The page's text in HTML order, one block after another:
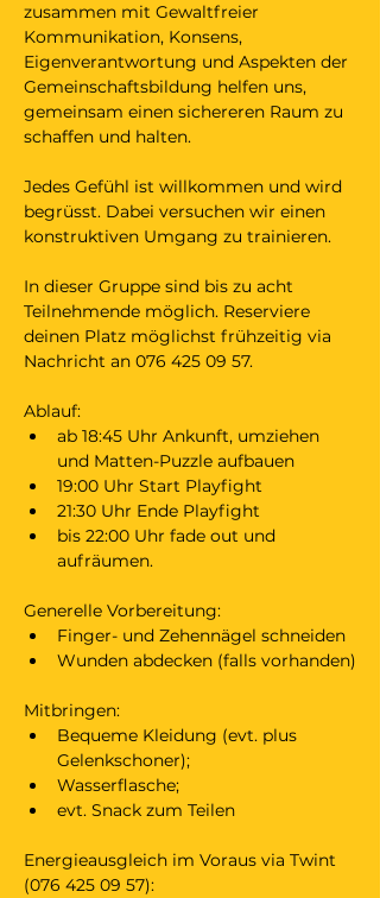
zusammen mit Gewaltfreier
Kommunikation, Konsens,
Eigenverantwortung und Aspekten der
Gemeinschaftsbildung helfen uns,
gemeinsam einen sichereren Raum zu
schaffen und halten.
Jedes Gefühl ist willkommen und wird
begrüsst. Dabei versuchen wir einen
konstruktiven Umgang zu trainieren.
In dieser Gruppe sind bis zu acht
Teilnehmende möglich. Reserviere
deinen Platz möglichst frühzeitig via
Nachricht an 076 425 09 57.
Ablauf:
ab 18:45 Uhr Ankunft, umziehen
und Matten-Puzzle aufbauen
19:00 Uhr Start Playfight
21:30 Uhr Ende Playfight
bis 22:00 Uhr fade out und
aufräumen.
Generelle Vorbereitung:
Finger- und Zehennägel schneiden
Wunden abdecken (falls vorhanden)
Mitbringen:
Bequeme Kleidung (evt. plus
Gelenkschoner);
Wasserflasche;
evt. Snack zum Teilen
Energieausgleich im Voraus via Twint
(076 425 09 57):